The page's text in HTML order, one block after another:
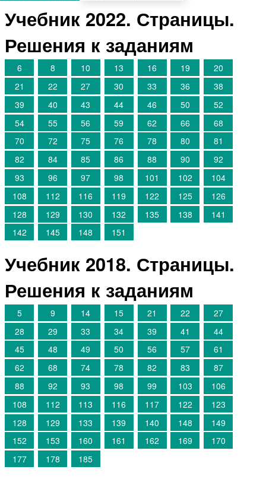
Учебник 2022. Страницы.
Решения к заданиям
6 8 10 13 16 19
20
21
22 27 30 33 36
38
39
40 43 44 46 50
52
54
55 56 59 62 66
68
70
72 75 76 78 80
81
82
84 85 86 88 90
92
93
96 97 98 101 102
104
108
112 116 119 122 125
126
128
129 130 132 135 138
141
142
145 148 151
Учебник 2018. Страницы.
Решения к заданиям
5 9 14 15 21 22
27
28
29 33 34 39 41
44
45
48 49 50 56 57
61
62
68 74 78 82 83
87
88
92 93 98 99 103
106
108
112 113 116 117 122
123
128
129 133 139 140 148
149
152
153 160 161 162 169
170
177
178 185